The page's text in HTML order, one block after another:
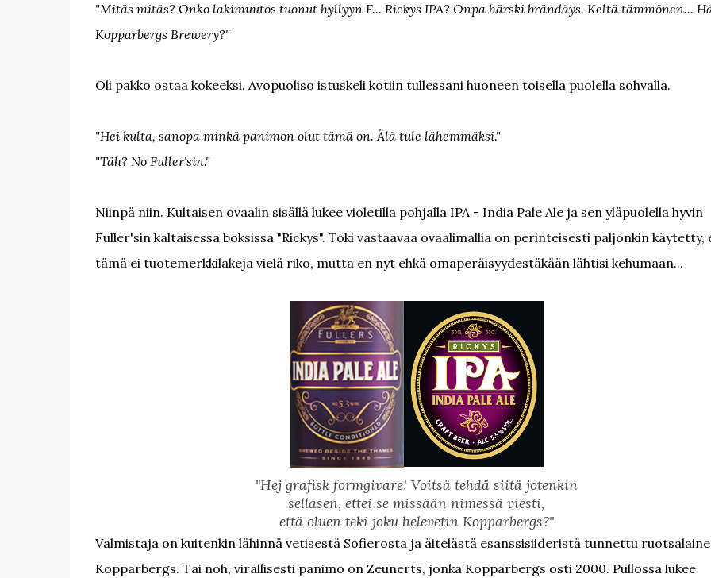
"Mitäs mitäs? Onko lakimuutos tuonut hyllyyn F... Rickys IPA? Onpa härski brändäys. Keltä tämmönen...
Kopparbergs Brewery?"
Oli pakko ostaa kokeeksi. Avopuoliso istuskeli kotiin tullessani huoneen toisella puolella sohvalla.
"Hei kulta, sanopa minkä panimon olut tämä on. Älä tule lähemmäksi."
"Täh? No Fuller'sin."
Niinpä niin. Kultaisen ovaalin sisällä lukee violetilla pohjalla IPA - India Pale Ale ja sen yläpuolella hyvin
Fuller'sin kaltaisessa boksissa "Rickys". Toki vastaavaa ovaalimallia on perinteisesti paljonkin käytetty,
tämä ei tuotemerkkilakeja vielä riko, mutta en nyt ehkä omaperäisyydestäkään lähtisi kehumaan...
"Hej grafisk formgivare! Voitsä tehdä siitä jotenkin
sellasen, ettei se missään nimessä viesti,
että oluen teki joku helevetin Kopparbergs?"
Valmistaja on kuitenkin lähinnä vetisestä Sofierosta ja äitelästä esanssisiideristä tunnettu
Kopparbergs. Tai noh, virallisesti panimo on Zeunerts, jonka Kopparbergs osti 2000. Pullossa lukee